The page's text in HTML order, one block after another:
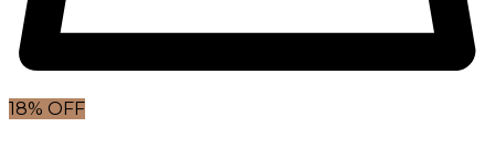
18% OFF